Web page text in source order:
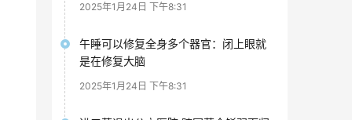
2025年1月24日 下午8:31
午睡可以修复全身多个器官：闭上眼就
是在修复大脑
2025年1月24日 下午8:31